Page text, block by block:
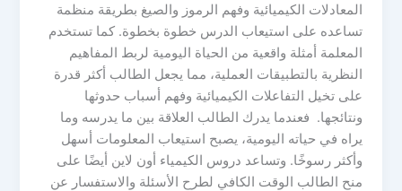
المعادلات الكيميائية وفهم الرموز والصيغ بطريقة منظمة
تساعده على استيعاب الدرس خطوة بخطوة. كما تستخدم
المعلمة أمثلة واقعية من الحياة اليومية لربط المفاهيم
النظرية بالتطبيقات العملية، مما يجعل الطالب أكثر قدرة
على تخيل التفاعلات الكيميائية وفهم أسباب حدوثها
ونتائجها. فعندما يدرك الطالب العلاقة بين ما يدرسه وما
يراه في حياته اليومية، يصبح استيعاب المعلومات أسهل
وأكثر رسوخًا. وتساعد دروس الكيمياء أون لاين أيضًا على
منح الطالب الوقت الكافي لطرح الأسئلة والاستفسار عن